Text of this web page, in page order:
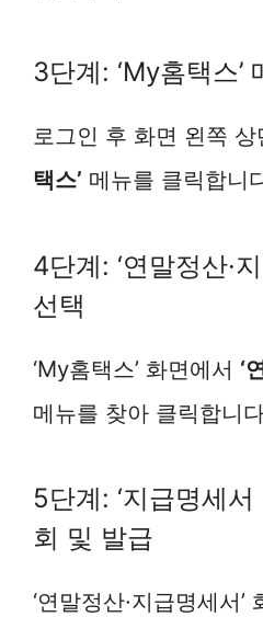
3단계: ‘My홈택스’
로그인 후 화면 왼쪽
택스’ 메뉴를 클릭합니
4단계: ‘연말정산·
선택
‘My홈택스’ 화면에서 ‘
메뉴를 찾아 클릭합니
5단계: ‘지급명세서
회 및 발급
‘연말정산·지급명세서’